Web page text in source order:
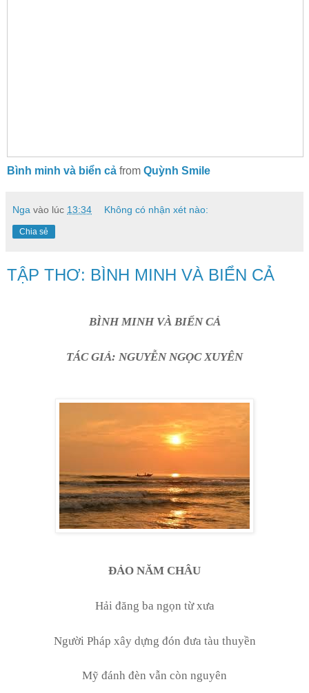
Bình minh và biển cả from Quỳnh Smile
Nga vào lúc 13:34 Không có nhận xét nào:
Chia sẻ
TẬP THƠ: BÌNH MINH VÀ BIỂN CẢ
BÌNH MINH VÀ BIỂN CẢ
TÁC GIẢ: NGUYỄN NGỌC XUYÊN
ĐẢO NĂM CHÂU
Hải đăng ba ngọn từ xưa
Người Pháp xây dựng đón đưa tàu thuyền
Mỹ đánh đèn vẫn còn nguyên